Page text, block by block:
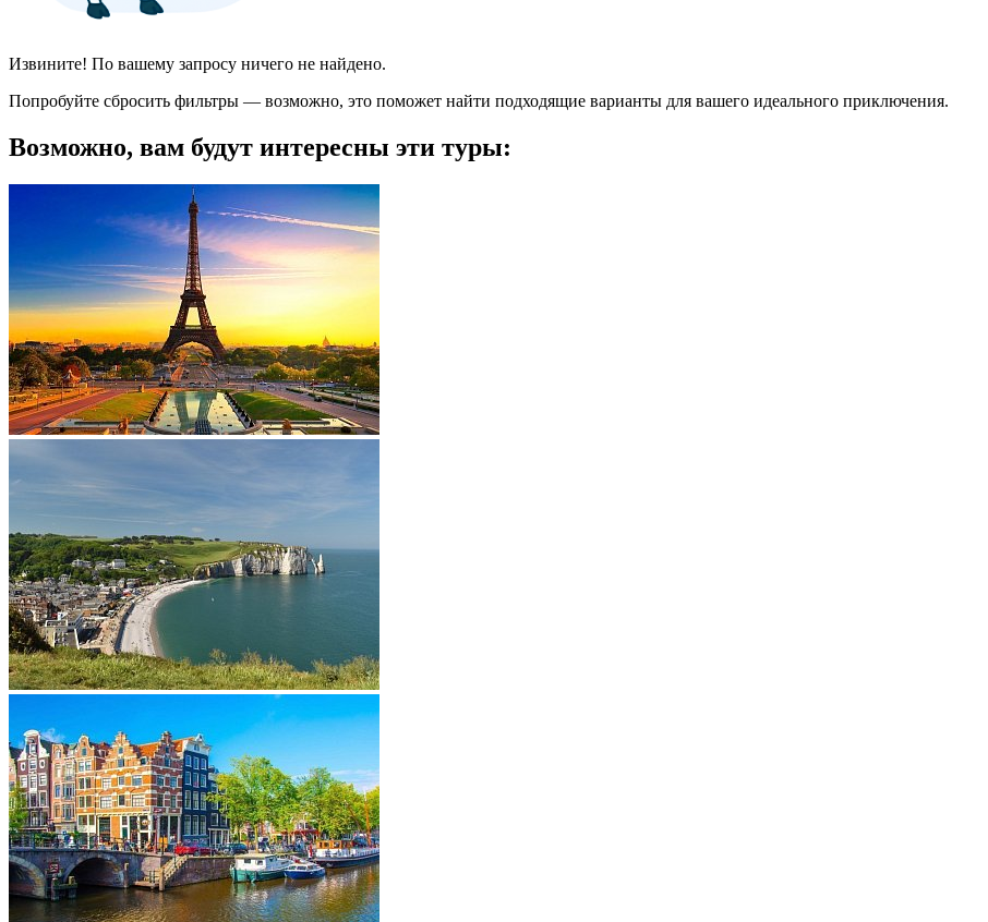
Извините! По вашему запросу ничего не найдено.
Попробуйте сбросить фильтры — возможно, это поможет найти подходящие варианты для вашего идеального приключения.
Возможно, вам будут интересны эти туры: